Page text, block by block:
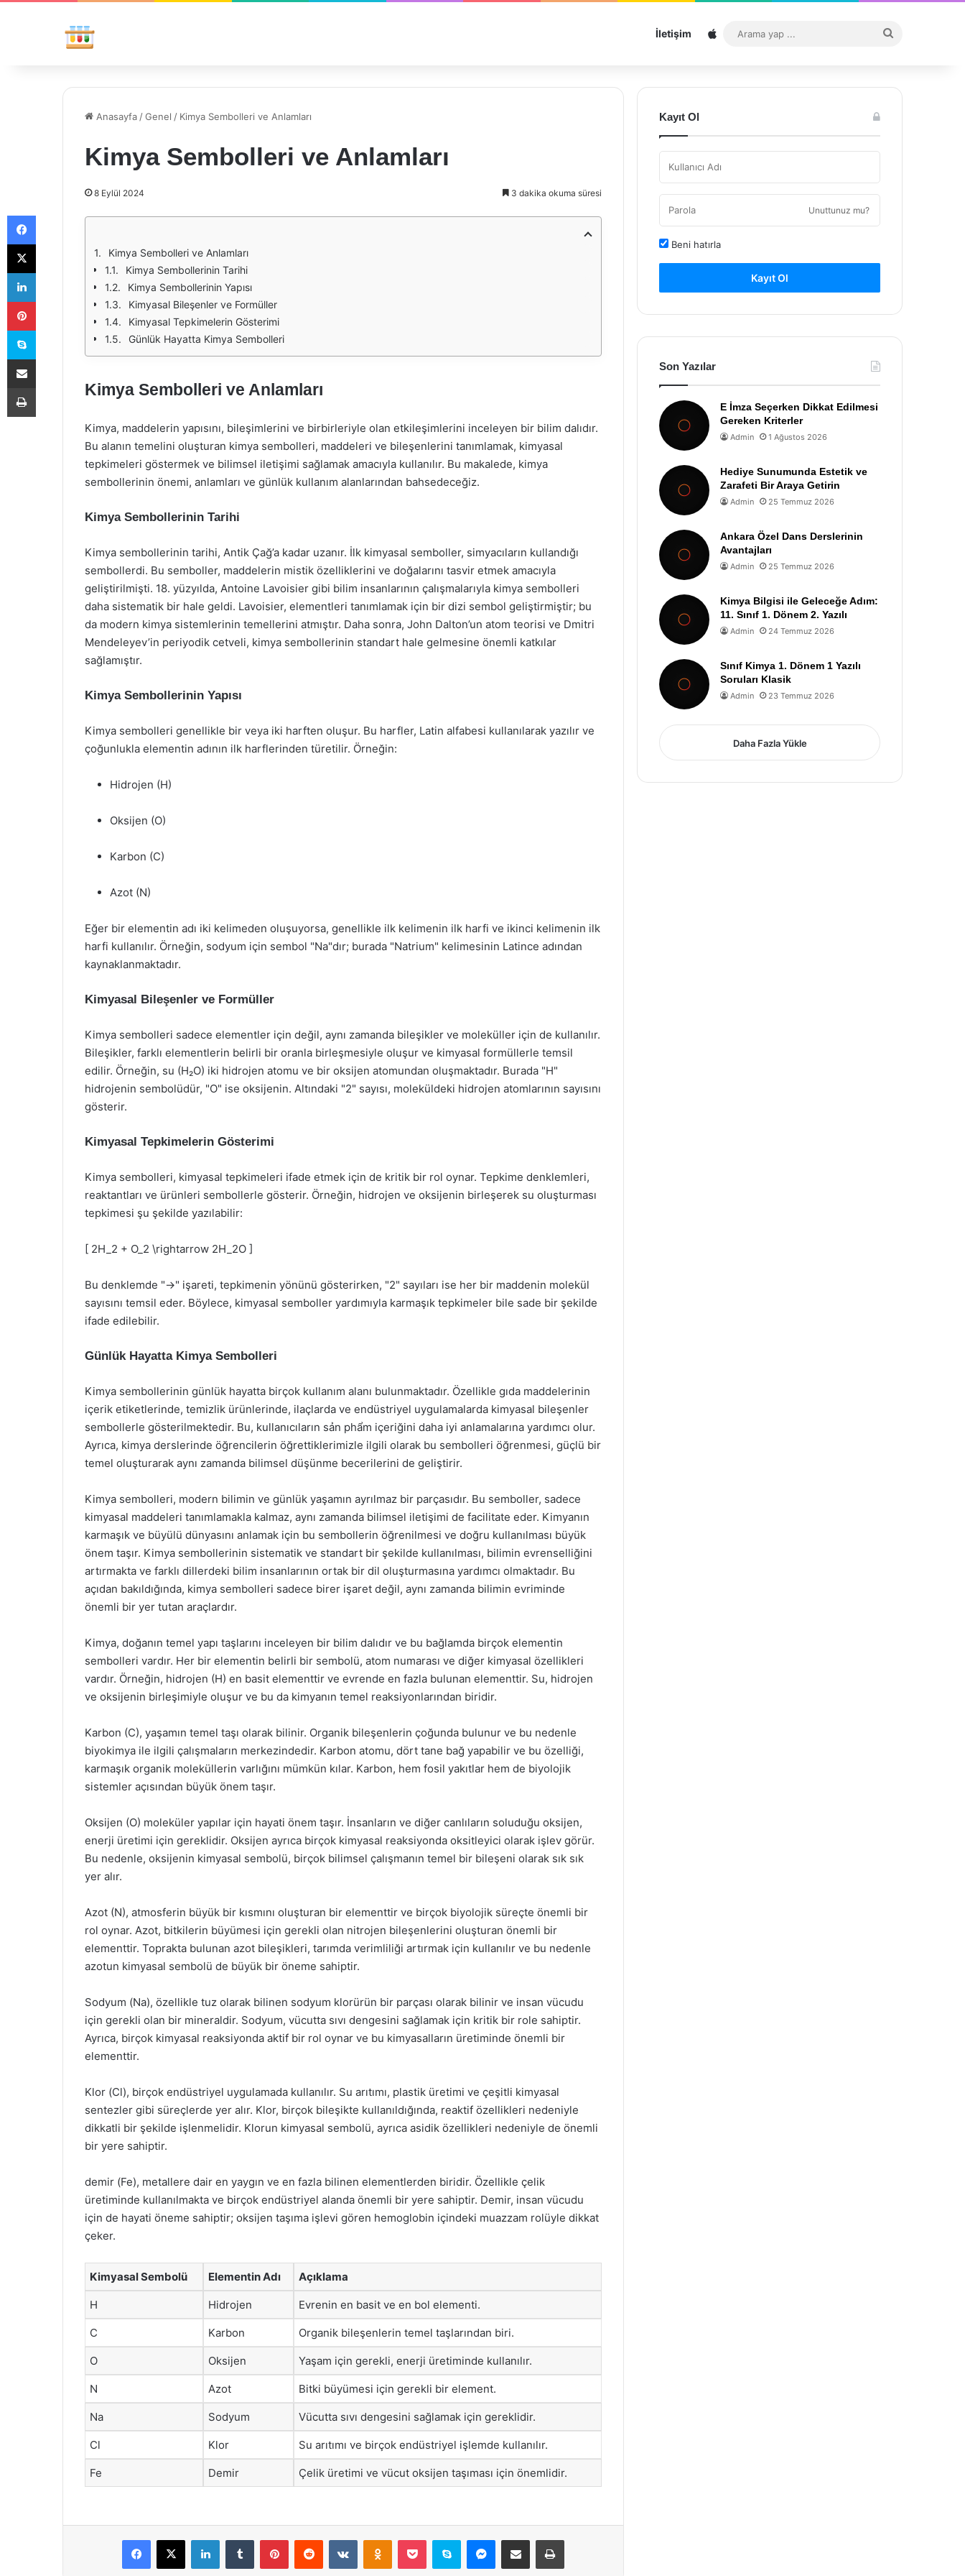
İletişim Sitemap
...
Anasayfa /Genel / Kimya Sembolleri ve Anlamları
Kimya Sembolleri ve Anlamları
8 Eylül 2024 3 dakika okuma süresi
Kimya Sembolleri ve Anlamları
Kimya Sembollerinin Tarihi
Kimya Sembollerinin Yapısı
Kimyasal Bileşenler ve Formüller
Kimyasal Tepkimelerin Gösterimi
Günlük Hayatta Kimya Sembolleri
Kimya Sembolleri ve Anlamları
Kimya, maddelerin yapısını, bileşimlerini ve birbirleriyle olan etkileşimlerini inceleyen bir bilim dalıdır.
Bu alanın temelini oluşturan kimya sembolleri, maddeleri ve bileşenlerini tanımlamak, kimyasal
tepkimeleri göstermek ve bilimsel iletişimi sağlamak amacıyla kullanılır. Bu makalede, kimya
sembollerinin önemi, anlamları ve günlük kullanım alanlarından bahsedeceğiz.
Kimya Sembollerinin Tarihi
Kimya sembollerinin tarihi, Antik Çağ’a kadar uzanır. İlk kimyasal semboller, simyacıların kullandığı
sembollerdi. Bu semboller, maddelerin mistik özelliklerini ve doğalarını tasvir etmek amacıyla
geliştirilmişti. 18. yüzyılda, Antoine Lavoisier gibi bilim insanlarının çalışmalarıyla kimya sembolleri
daha sistematik bir hale geldi. Lavoisier, elementleri tanımlamak için bir dizi sembol geliştirmiştir; bu
da modern kimya sistemlerinin temellerini atmıştır. Daha sonra, John Dalton’un atom teorisi ve Dmitri
Mendeleyev’in periyodik cetveli, kimya sembollerinin standart hale gelmesine önemli katkılar
sağlamıştır.
Kimya Sembollerinin Yapısı
Kimya sembolleri genellikle bir veya iki harften oluşur. Bu harfler, Latin alfabesi kullanılarak yazılır ve
çoğunlukla elementin adının ilk harflerinden türetilir. Örneğin:
Hidrojen (H)
Oksijen (O)
Karbon (C)
Azot (N)
Eğer bir elementin adı iki kelimeden oluşuyorsa, genellikle ilk kelimenin ilk harfi ve ikinci kelimenin ilk
harfi kullanılır. Örneğin, sodyum için sembol "Na"dır; burada "Natrium" kelimesinin Latince adından
kaynaklanmaktadır.
Kimyasal Bileşenler ve Formüller
Kimya sembolleri sadece elementler için değil, aynı zamanda bileşikler ve moleküller için de kullanılır.
Bileşikler, farklı elementlerin belirli bir oranla birleşmesiyle oluşur ve kimyasal formüllerle temsil
edilir. Örneğin, su (H₂O) iki hidrojen atomu ve bir oksijen atomundan oluşmaktadır. Burada "H"
hidrojenin sembolüdür, "O" ise oksijenin. Altındaki "2" sayısı, moleküldeki hidrojen atomlarının sayısını
gösterir.
Kimyasal Tepkimelerin Gösterimi
Kimya sembolleri, kimyasal tepkimeleri ifade etmek için de kritik bir rol oynar. Tepkime denklemleri,
reaktantları ve ürünleri sembollerle gösterir. Örneğin, hidrojen ve oksijenin birleşerek su oluşturması
tepkimesi şu şekilde yazılabilir:
[ 2H_2 + O_2 \rightarrow 2H_2O ]
Bu denklemde "→" işareti, tepkimenin yönünü gösterirken, "2" sayıları ise her bir maddenin molekül
sayısını temsil eder. Böylece, kimyasal semboller yardımıyla karmaşık tepkimeler bile sade bir şekilde
ifade edilebilir.
Günlük Hayatta Kimya Sembolleri
Kimya sembollerinin günlük hayatta birçok kullanım alanı bulunmaktadır. Özellikle gıda maddelerinin
içerik etiketlerinde, temizlik ürünlerinde, ilaçlarda ve endüstriyel uygulamalarda kimyasal bileşenler
sembollerle gösterilmektedir. Bu, kullanıcıların sản phẩm içeriğini daha iyi anlamalarına yardımcı olur.
Ayrıca, kimya derslerinde öğrencilerin öğrettiklerimizle ilgili olarak bu sembolleri öğrenmesi, güçlü bir
temel oluşturarak aynı zamanda bilimsel düşünme becerilerini de geliştirir.
Kimya sembolleri, modern bilimin ve günlük yaşamın ayrılmaz bir parçasıdır. Bu semboller, sadece
kimyasal maddeleri tanımlamakla kalmaz, aynı zamanda bilimsel iletişimi de facilitate eder. Kimyanın
karmaşık ve büyülü dünyasını anlamak için bu sembollerin öğrenilmesi ve doğru kullanılması büyük
önem taşır. Kimya sembollerinin sistematik ve standart bir şekilde kullanılması, bilimin evrenselliğini
artırmakta ve farklı dillerdeki bilim insanlarının ortak bir dil oluşturmasına yardımcı olmaktadır. Bu
açıdan bakıldığında, kimya sembolleri sadece birer işaret değil, aynı zamanda bilimin evriminde
önemli bir yer tutan araçlardır.
Kimya, doğanın temel yapı taşlarını inceleyen bir bilim dalıdır ve bu bağlamda birçok elementin
sembolleri vardır. Her bir elementin belirli bir sembolü, atom numarası ve diğer kimyasal özellikleri
vardır. Örneğin, hidrojen (H) en basit elementtir ve evrende en fazla bulunan elementtir. Su, hidrojen
ve oksijenin birleşimiyle oluşur ve bu da kimyanın temel reaksiyonlarından biridir.
Karbon (C), yaşamın temel taşı olarak bilinir. Organik bileşenlerin çoğunda bulunur ve bu nedenle
biyokimya ile ilgili çalışmaların merkezindedir. Karbon atomu, dört tane bağ yapabilir ve bu özelliği,
karmaşık organik moleküllerin varlığını mümkün kılar. Karbon, hem fosil yakıtlar hem de biyolojik
sistemler açısından büyük önem taşır.
Oksijen (O) moleküler yapılar için hayati önem taşır. İnsanların ve diğer canlıların soluduğu oksijen,
enerji üretimi için gereklidir. Oksijen ayrıca birçok kimyasal reaksiyonda oksitleyici olarak işlev görür.
Bu nedenle, oksijenin kimyasal sembolü, birçok bilimsel çalışmanın temel bir bileşeni olarak sık sık
yer alır.
Azot (N), atmosferin büyük bir kısmını oluşturan bir elementtir ve birçok biyolojik süreçte önemli bir
rol oynar. Azot, bitkilerin büyümesi için gerekli olan nitrojen bileşenlerini oluşturan önemli bir
elementtir. Toprakta bulunan azot bileşikleri, tarımda verimliliği artırmak için kullanılır ve bu nedenle
azotun kimyasal sembolü de büyük bir öneme sahiptir.
Sodyum (Na), özellikle tuz olarak bilinen sodyum klorürün bir parçası olarak bilinir ve insan vücudu
için gerekli olan bir mineraldir. Sodyum, vücutta sıvı dengesini sağlamak için kritik bir role sahiptir.
Ayrıca, birçok kimyasal reaksiyonda aktif bir rol oynar ve bu kimyasalların üretiminde önemli bir
elementtir.
Klor (Cl), birçok endüstriyel uygulamada kullanılır. Su arıtımı, plastik üretimi ve çeşitli kimyasal
sentezler gibi süreçlerde yer alır. Klor, birçok bileşikte kullanıldığında, reaktif özellikleri nedeniyle
dikkatli bir şekilde işlenmelidir. Klorun kimyasal sembolü, ayrıca asidik özellikleri nedeniyle de önemli
bir yere sahiptir.
demir (Fe), metallere dair en yaygın ve en fazla bilinen elementlerden biridir. Özellikle çelik
üretiminde kullanılmakta ve birçok endüstriyel alanda önemli bir yere sahiptir. Demir, insan vücudu
için de hayati öneme sahiptir; oksijen taşıma işlevi gören hemoglobin içindeki muazzam rolüyle dikkat
çeker.
Kimyasal Sembolü Elementin Adı Açıklama
H Hidrojen Evrenin en basit ve en bol elementi.
C Karbon Organik bileşenlerin temel taşlarından biri.
O Oksijen Yaşam için gerekli, enerji üretiminde kullanılır.
N Azot Bitki büyümesi için gerekli bir element.
Na Sodyum Vücutta sıvı dengesini sağlamak için gereklidir.
Cl Klor Su arıtımı ve birçok endüstriyel işlemde kullanılır.
Fe Demir Çelik üretimi ve vücut oksijen taşıması için önemlidir.
Facebook
X LinkedInTumblr PinterestReddit VKontakteOdnoklassniki
Pocket Skype Messenger
E-Posta ile paylaş Yazdır
Kayıt Ol
Unuttunuz mu?
Beni hatırla
Kayıt Ol
Son Yazılar
E İmza Seçerken Dikkat Edilmesi
Gereken Kriterler
Admin 1 Ağustos 2026
Hediye Sunumunda Estetik ve
Zarafeti Bir Araya Getirin
Admin 25 Temmuz 2026
Ankara Özel Dans Derslerinin
Avantajları
Admin 25 Temmuz 2026
Kimya Bilgisi ile Geleceğe Adım:
11. Sınıf 1. Dönem 2. Yazılı
Admin 24 Temmuz 2026
Sınıf Kimya 1. Dönem 1 Yazılı
Soruları Klasik
Admin 23 Temmuz 2026
Daha Fazla Yükle
Facebook
X
LinkedIn
Pinterest
Skype
E-Posta ile paylaş